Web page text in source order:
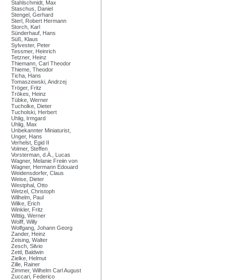
Stahlschmidt, Max
Staschus, Daniel
Stengel, Gerhard
Sterl, Robert Hermann
Storch, Karl
Sünderhauf, Hans
Süß, Klaus
Sylvester, Peter
Tessmer, Heinrich
Tetzner, Heinz
Thiemann, Carl Theodor
Thieme, Theodor
Ticha, Hans
Tomaszewski, Andrzej
Tröger, Fritz
Trökes, Heinz
Tübke, Werner
Tucholke, Dieter
Tucholski, Herbert
Uhlig, Irmgard
Uhlig, Max
Unbekannter Miniaturist,
Unger, Hans
Verhelst, Egid II
Volmer, Steffen
Vorsterman, d.Ä., Lucas
Wagner, Melanie Freiin von
Wagner, Hermann Edouard
Weidensdorfer, Claus
Weise, Dieter
Westphal, Otto
Wetzel, Christoph
Wilhelm, Paul
Wilke, Erich
Winkler, Fritz
Wittig, Werner
Wolff, Willy
Wolfgang, Johann Georg
Zander, Heinz
Zeising, Walter
Zesch, Silvio
Zettl, Baldwin
Zielke, Helmut
Zille, Rainer
Zimmer, Wilhelm Carl August
Zuccari, Federico